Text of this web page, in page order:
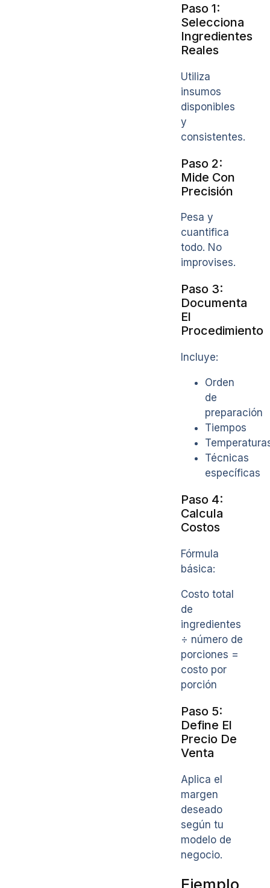
Paso 1:
Selecciona
Ingredientes
Reales
Utiliza
insumos
disponibles
y
consistentes.
Paso 2:
Mide Con
Precisión
Pesa y
cuantifica
todo. No
improvises.
Paso 3:
Documenta
El
Procedimiento
Incluye:
Orden
de
preparación
Tiempos
Técnicas
específicas
Paso 4:
Calcula
Costos
Fórmula
básica:
Costo total
de
ingredientes
÷ número de
porciones =
costo por
porción
Paso 5:
Define El
Precio De
Venta
Aplica el
margen
deseado
según tu
modelo de
negocio.
Ejemplo